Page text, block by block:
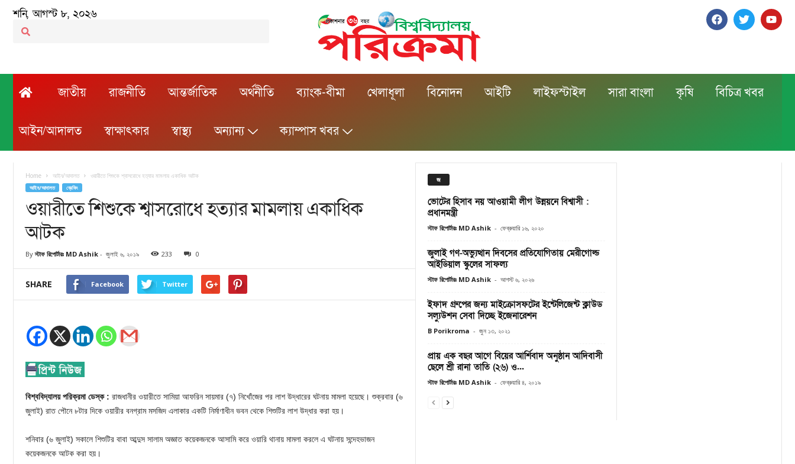
শনি, আগস্ট ৮, ২০২৬
জাতীয় রাজনীতি আন্তর্জাতিক অর্থনীতি ব্যাংক-বীমা খেলাধূলা বিনোদন আইটি লাইফস্টাইল সারা বাংলা কৃষি বিচিত্র খবর
আইন/আদালত স্বাক্ষাৎকার স্বাস্থ্য অন্যান্য ক্যাম্পাস খবর
Home আইন/আদালত ওয়ারীতে শিশুকে শ্বাসরোধে হত্যার মামলায় একাধিক আটক
আইন/আদালত ব্রেকিং
ওয়ারীতে শিশুকে শ্বাসরোধে হত্যার মামলায় একাধিক
আটক
By স্টাফ রিপোর্টারঃ MD Ashik - জুলাই ৬, ২০১৯ 233 0
SHARE Facebook Twitter
বিশ্ববিদ্যালয় পরিক্রমা ডেস্ক : রাজধানীর ওয়ারীতে সামিয়া আফরিন সায়মার (৭) নিখোঁজের পর লাশ উদ্ধারের ঘটনায় মামলা হয়েছে। শুক্রবার (৬
জুলাই) রাত পৌনে ৮টার দিকে ওয়ারীর বনগ্রাম মসজিদ এলাকার একটি নির্মাণাধীন ভবন থেকে শিশুটির লাশ উদ্ধার করা হয়।
শনিবার (৬ জুলাই) সকালে শিশুটির বাবা আব্দুস সালাম অজ্ঞাত কয়েকজনকে আসামি করে ওয়ারি থানায় মামলা করলে এ ঘটনায় সন্দেহভাজন
কয়েকজনকে আটক করা হয়।
জ
ভোটের হিসাব নয় আওয়ামী লীগ উন্নয়নে বিশ্বাসী :
প্রধানমন্ত্রী
স্টাফ রিপোর্টারঃ MD Ashik - ফেব্রুয়ারি ১৬, ২০২০
জুলাই গণ-অভ্যুত্থান দিবসের প্রতিযোগিতায় মেরীগোল্ড
আইডিয়াল স্কুলের সাফল্য
স্টাফ রিপোর্টারঃ MD Ashik - আগস্ট ৬, ২০২৬
ইফাদ গ্রুপের জন্য মাইক্রোসফটের ইন্টেলিজেন্ট ক্লাউড
সল্যুউশন সেবা দিচ্ছে ইজেনারেশন
B Porikroma - জুন ১৩, ২০২১
প্রায় এক বছর আগে বিয়ের আর্শিবাদ অনুষ্ঠান আদিবাসী
ছেলে শ্রী রানা তাতি (২৬) ও...
স্টাফ রিপোর্টারঃ MD Ashik - ফেব্রুয়ারি ৪, ২০১৯